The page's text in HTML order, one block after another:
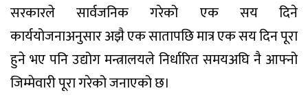
सरकारले सार्वजनिक गरेको एक सय दिने
कार्ययोजनाअनुसार अझै एक सातापछि मात्र एक सय दिन पूरा
हुने भए पनि उद्योग मन्त्रालयले निर्धारित समयअघि नै आफ्नो
जिम्मेवारी पूरा गरेको जनाएको छ।